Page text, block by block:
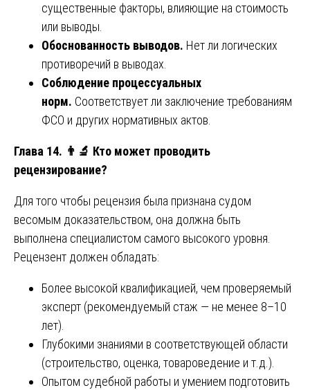
существенные факторы, влияющие на стоимость
или выводы.
Обоснованность выводов. Нет ли логических
противоречий в выводах.
Соблюдение процессуальных
норм. Соответствует ли заключение требованиям
ФСО и других нормативных актов.
Глава 14. 👨‍🔬 Кто может проводить
рецензирование?
Для того чтобы рецензия была признана судом
весомым доказательством, она должна быть
выполнена специалистом самого высокого уровня.
Рецензент должен обладать:
Более высокой квалификацией, чем проверяемый
эксперт (рекомендуемый стаж — не менее 8–10
лет).
Глубокими знаниями в соответствующей области
(строительство, оценка, товароведение и т.д.).
Опытом судебной работы и умением подготовить